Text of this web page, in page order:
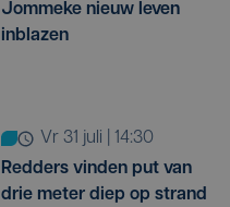
Jommeke nieuw leven
inblazen
vr 31 juli | 14:30
Redders vinden put van
drie meter diep op strand